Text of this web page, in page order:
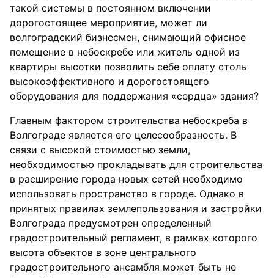
такой системы в постоянном включении
дорогостоящее мероприятие, может ли
волгоградский бизнесмен, снимающий офисное
помещение в небоскребе или житель одной из
квартиры высотки позволить себе оплату столь
высокоэффективного и дорогостоящего
оборудования для поддержания «сердца» здания?
Главным фактором строительства небоскреба в
Волгограде является его целесообразность. В
связи с высокой стоимостью земли,
необходимостью прокладывать для строительства
в расширение города новых сетей необходимо
использовать пространство в городе. Однако в
принятых правилах землепользования и застройки
Волгограда предусмотрен определенный
градостроительный регламент, в рамках которого
высота объектов в зоне центрального
градостроительного ансамбля может быть не